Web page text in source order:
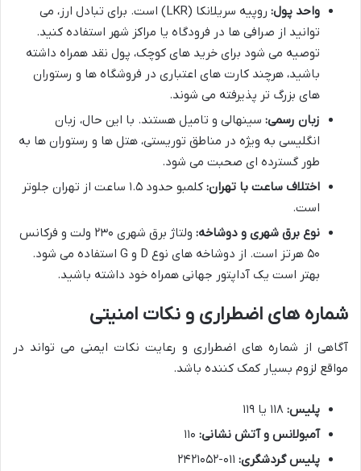
واحد پول:
روپیه سریلانکا (LKR) است. برای تبادل ارز، می
توانید از صرافی ها در فرودگاه یا مراکز شهر استفاده کنید.
توصیه می شود برای خرید های کوچک، پول نقد همراه داشته
باشید، هرچند کارت های اعتباری در فروشگاه ها و رستوران
های بزرگ تر پذیرفته می شوند.
زبان رسمی: سینهالی و تامیل هستند. با این حال، زبان
انگلیسی به ویژه در مناطق توریستی، هتل ها و رستوران ها به
طور گسترده ای صحبت می شود.
اختلاف ساعت با تهران:
کلمبو حدود ۱.۵ ساعت از تهران جلوتر
است.
نوع برق شهری و دوشاخه:
ولتاژ برق شهری ۲۳۰ ولت و فرکانس
۵۰ هرتز است. از دوشاخه های نوع D و G استفاده می شود.
بهتر است یک آداپتور جهانی همراه خود داشته باشید.
شماره های اضطراری و نکات امنیتی
آگاهی از شماره های اضطراری و رعایت نکات ایمنی می تواند در
مواقع لزوم بسیار کمک کننده باشد.
پلیس:
آمبولانس و آتش نشانی:
پلیس گردشگری: